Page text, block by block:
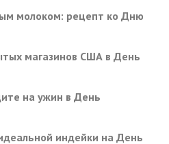
молоком: рецепт ко Дню
магазинов США в День
на ужин в День
индейки на День